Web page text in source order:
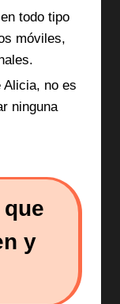
todo tipo
móviles,
Alicia, no es
ninguna
y